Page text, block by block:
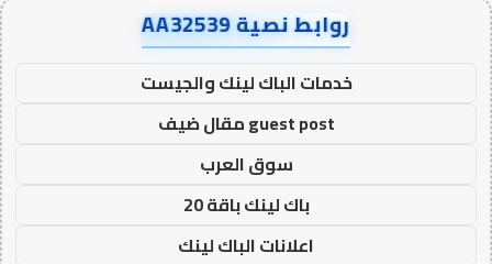
روابط نصية AA32539
خدمات الباك لينك والجيست
guest post مقال ضيف
سوق العرب
باك لينك باقة 20
اعلانات الباك لينك